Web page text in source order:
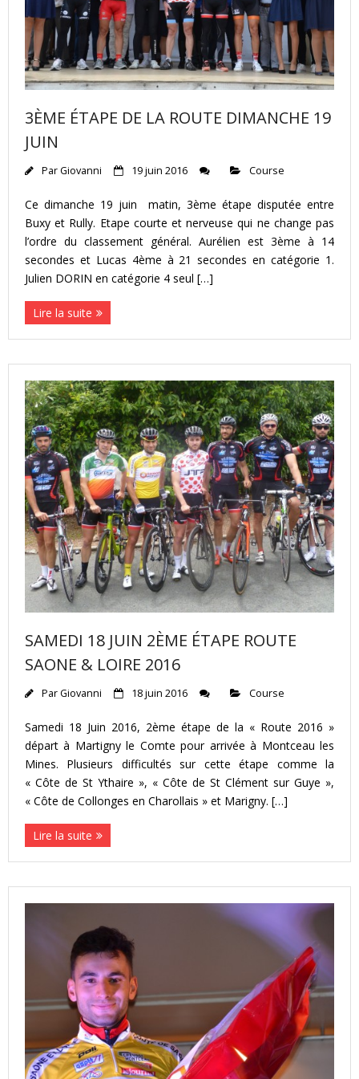
3ÈME ÉTAPE DE LA ROUTE DIMANCHE 19
JUIN
ParGiovanni 19 juin 2016 Course
Ce dimanche 19 juin matin, 3ème étape disputée entre
Buxy et Rully. Etape courte et nerveuse qui ne change pas
l’ordre du classement général. Aurélien est 3ème à 14
secondes et Lucas 4ème à 21 secondes en catégorie 1.
Julien DORIN en catégorie 4 seul […]
Lire la suite
SAMEDI 18 JUIN 2ÈME ÉTAPE ROUTE
SAONE & LOIRE 2016
ParGiovanni 18 juin 2016 Course
Samedi 18 Juin 2016, 2ème étape de la « Route 2016 »
départ à Martigny le Comte pour arrivée à Montceau les
Mines. Plusieurs difficultés sur cette étape comme la
« Côte de St Ythaire », « Côte de St Clément sur Guye »,
« Côte de Collonges en Charollais » et Marigny. […]
Lire la suite